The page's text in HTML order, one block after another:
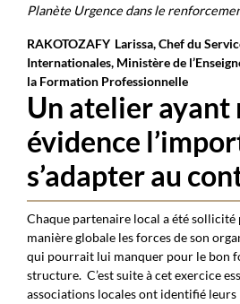
Planète Urgence dans le
RAKOTOZAFY Larissa, Chef du
Internationales, Ministère de
la Formation Professionnelle
Un atelier ayant
évidence
s’adapter au
Chaque partenaire local a été
manière globale les forces de son
qui pourrait lui manquer pour le bon
structure. C’est suite à cet exercice
associations locales ont identifié